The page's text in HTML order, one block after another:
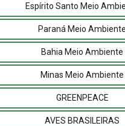
Espírito Santo Meio
Paraná Meio Ambiente
Bahia Meio Ambiente
Minas Meio Ambiente
GREENPEACE
AVES BRASILEIRAS